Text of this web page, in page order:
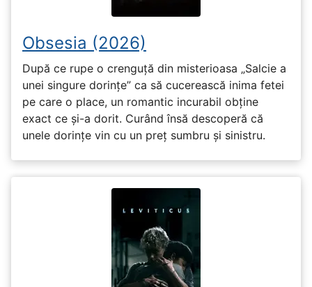
Obsesia (2026)
După ce rupe o crenguță din misterioasa „Salcie a
unei singure dorințe” ca să cucerească inima fetei
pe care o place, un romantic incurabil obține
exact ce și-a dorit. Curând însă descoperă că
unele dorințe vin cu un preț sumbru și sinistru.